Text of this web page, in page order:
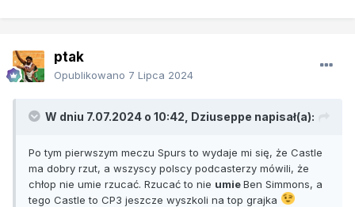
ptak
Opublikowano 7 Lipca 2024
W dniu 7.07.2024 o 10:42, Dziuseppe napisał(a):
Po tym pierwszym meczu Spurs to wydaje mi się, że Castle
ma dobry rzut, a wszyscy polscy podcasterzy mówili, że
chłop nie umie rzucać. Rzucać to nie umieBen Simmons, a
tego Castle to CP3 jeszcze wyszkoli na top grajka